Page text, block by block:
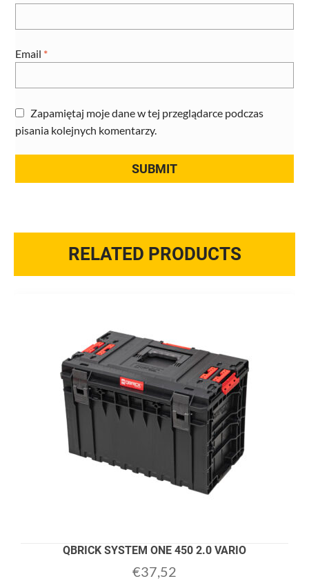
Email *
Zapamiętaj moje dane w tej przeglądarce podczas
pisania kolejnych komentarzy.
RELATED PRODUCTS
QBRICK SYSTEM ONE 450 2.0 VARIO
€37,52